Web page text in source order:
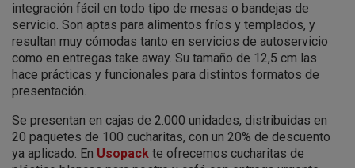
integración fácil en todo tipo de mesas o bandejas de
servicio. Son aptas para alimentos fríos y templados, y
resultan muy cómodas tanto en servicios de autoservicio
como en entregas take away. Su tamaño de 12,5 cm las
hace prácticas y funcionales para distintos formatos de
presentación.
Se presentan en cajas de 2.000 unidades, distribuidas en
20 paquetes de 100 cucharitas, con un 20% de descuento
ya aplicado. En Usopack te ofrecemos cucharitas de